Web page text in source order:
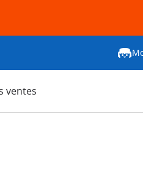
ventes